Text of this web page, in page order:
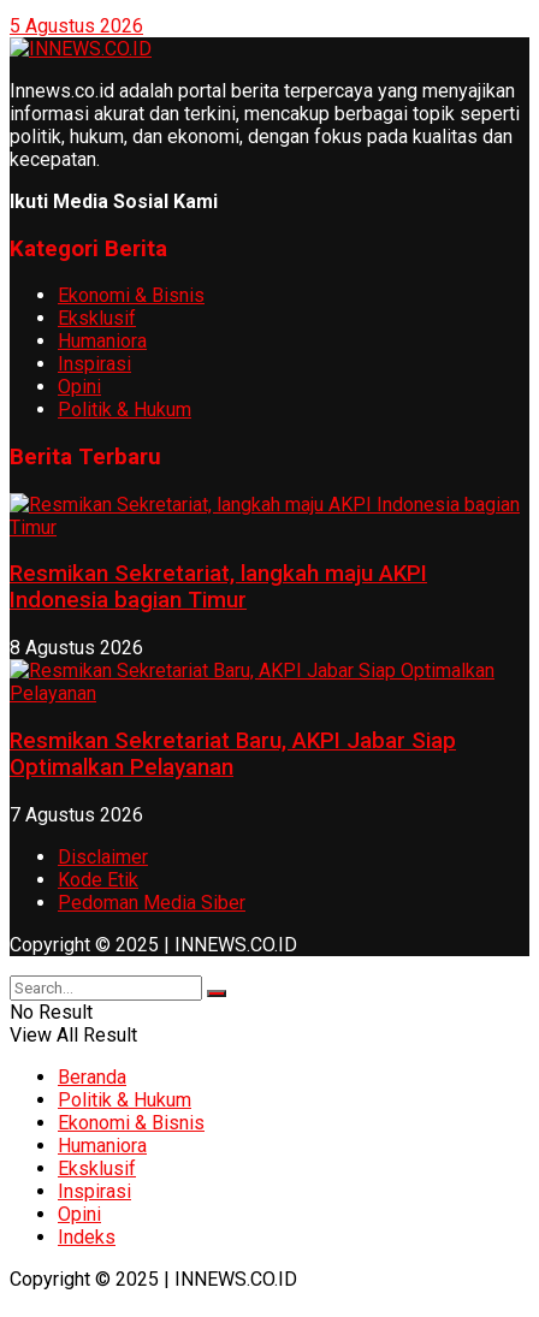
5 Agustus 2026
Innews.co.id adalah portal berita terpercaya yang menyajikan
informasi akurat dan terkini, mencakup berbagai topik seperti
politik, hukum, dan ekonomi, dengan fokus pada kualitas dan
kecepatan.
Ikuti Media Sosial Kami
Kategori Berita
Ekonomi & Bisnis
Eksklusif
Humaniora
Inspirasi
Opini
Politik & Hukum
Berita Terbaru
Resmikan Sekretariat, langkah maju AKPI
Indonesia bagian Timur
8 Agustus 2026
Resmikan Sekretariat Baru, AKPI Jabar Siap
Optimalkan Pelayanan
7 Agustus 2026
Disclaimer
Kode Etik
Pedoman Media Siber
Copyright © 2025 | INNEWS.CO.ID
No Result
View All Result
Beranda
Politik & Hukum
Ekonomi & Bisnis
Humaniora
Eksklusif
Inspirasi
Opini
Indeks
Copyright © 2025 | INNEWS.CO.ID